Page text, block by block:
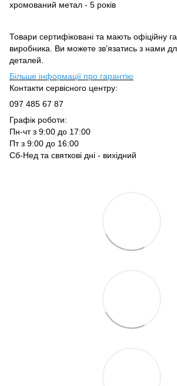
хромований метал - 5 років
Товари сертифіковані та мають офіційну
виробника. Ви можете зв’язатись з нами
деталей.
Більше інформації про гарантію
Контакти сервісного центру:
097 485 67 87
Графік роботи:
Пн-чт з 9:00 до 17:00
Пт з 9:00 до 16:00
Сб-Нед та святкові дні - вихідний